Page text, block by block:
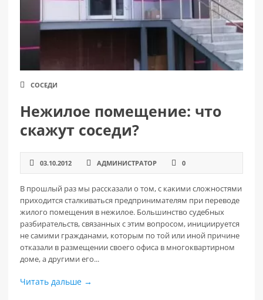
СОСЕДИ
Нежилое помещение: что
скажут соседи?
03.10.2012 АДМИНИСТРАТОР 0
В прошлый раз мы рассказали о том, с какими сложностями
приходится сталкиваться предпринимателям при переводе
жилого помещения в нежилое. Большинство судебных
разбирательств, связанных с этим вопросом, инициируется
не самими гражданами, которым по той или иной причине
отказали в размещении своего офиса в многоквартирном
доме, а другими его...
Читать дальше →